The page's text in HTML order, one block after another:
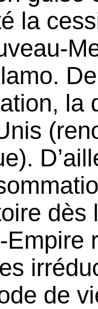
la
la
dès
Empire
de